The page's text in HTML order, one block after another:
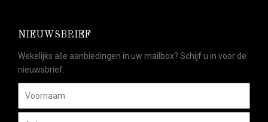
NIEUWSBRIEF
Wekelijks alle aanbiedingen in uw mailbox? Schijf u in voor de
nieuwsbrief.